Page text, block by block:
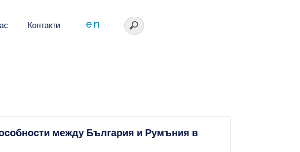
Контакти en
между България и Румъния в